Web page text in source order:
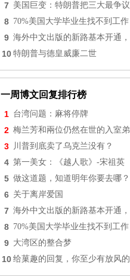
7 美国巨变：特朗普把三大最争议
8 70%美国大学毕业生找不到工作
9 海外中文出版的新路基本开通，
10 特朗普与德皇威廉二世
一周博文回复排行榜
1 台湾问题：麻将停牌
2 梅兰芳和兩位仍然在世的入室弟
3 川普到底卖了乌克兰没有？
4 第一美女：《越人歌》-宋祖英
5 做这道题，知道明年你要去哪？
6 关于离岸爱国
7 海外中文出版的新路基本开通，
8 70%美国大学毕业生找不到工作
9 大湾区的整合梦
10 给菓趣的回复，你至少有放风的